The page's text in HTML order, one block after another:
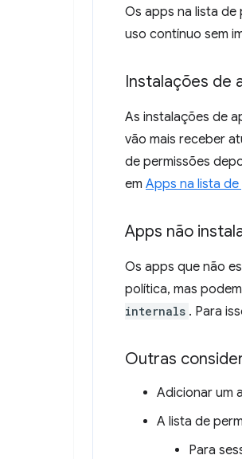
Os apps na lista
uso contínuo sem
Instalações de
As instalações de
vão mais receber
de permissões
em Apps na lista
Apps não
Os apps que não
política, mas
internals . Para
Outras
Adicionar um
A lista de
Para